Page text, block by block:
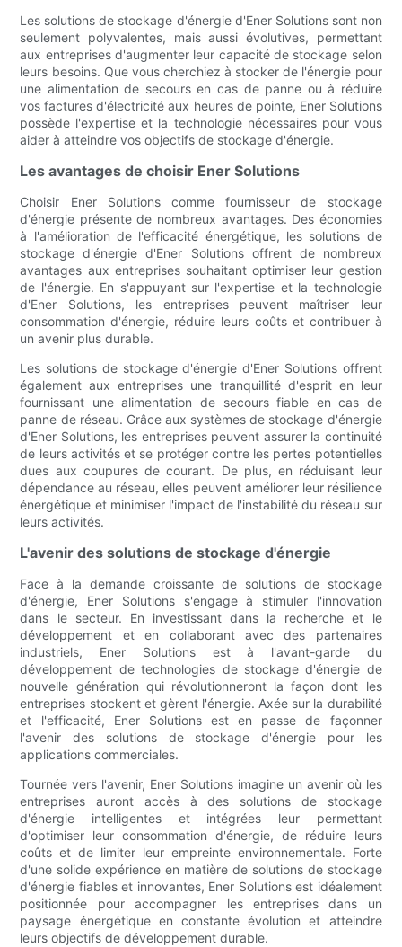
Les solutions de stockage d'énergie d'Ener Solutions sont non
seulement polyvalentes, mais aussi évolutives, permettant
aux entreprises d'augmenter leur capacité de stockage selon
leurs besoins. Que vous cherchiez à stocker de l'énergie pour
une alimentation de secours en cas de panne ou à réduire
vos factures d'électricité aux heures de pointe, Ener Solutions
possède l'expertise et la technologie nécessaires pour vous
aider à atteindre vos objectifs de stockage d'énergie.
Les avantages de choisir Ener Solutions
Choisir Ener Solutions comme fournisseur de stockage
d'énergie présente de nombreux avantages. Des économies
à l'amélioration de l'efficacité énergétique, les solutions de
stockage d'énergie d'Ener Solutions offrent de nombreux
avantages aux entreprises souhaitant optimiser leur gestion
de l'énergie. En s'appuyant sur l'expertise et la technologie
d'Ener Solutions, les entreprises peuvent maîtriser leur
consommation d'énergie, réduire leurs coûts et contribuer à
un avenir plus durable.
Les solutions de stockage d'énergie d'Ener Solutions offrent
également aux entreprises une tranquillité d'esprit en leur
fournissant une alimentation de secours fiable en cas de
panne de réseau. Grâce aux systèmes de stockage d'énergie
d'Ener Solutions, les entreprises peuvent assurer la continuité
de leurs activités et se protéger contre les pertes potentielles
dues aux coupures de courant. De plus, en réduisant leur
dépendance au réseau, elles peuvent améliorer leur résilience
énergétique et minimiser l'impact de l'instabilité du réseau sur
leurs activités.
L'avenir des solutions de stockage d'énergie
Face à la demande croissante de solutions de stockage
d'énergie, Ener Solutions s'engage à stimuler l'innovation
dans le secteur. En investissant dans la recherche et le
développement et en collaborant avec des partenaires
industriels, Ener Solutions est à l'avant-garde du
développement de technologies de stockage d'énergie de
nouvelle génération qui révolutionneront la façon dont les
entreprises stockent et gèrent l'énergie. Axée sur la durabilité
et l'efficacité, Ener Solutions est en passe de façonner
l'avenir des solutions de stockage d'énergie pour les
applications commerciales.
Tournée vers l'avenir, Ener Solutions imagine un avenir où les
entreprises auront accès à des solutions de stockage
d'énergie intelligentes et intégrées leur permettant
d'optimiser leur consommation d'énergie, de réduire leurs
coûts et de limiter leur empreinte environnementale. Forte
d'une solide expérience en matière de solutions de stockage
d'énergie fiables et innovantes, Ener Solutions est idéalement
positionnée pour accompagner les entreprises dans un
paysage énergétique en constante évolution et atteindre
leurs objectifs de développement durable.